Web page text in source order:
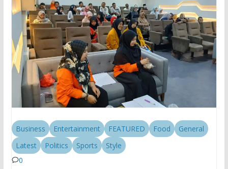
Business Entertainment FEATURED Food
General
Latest
Politics Sports
Style
0